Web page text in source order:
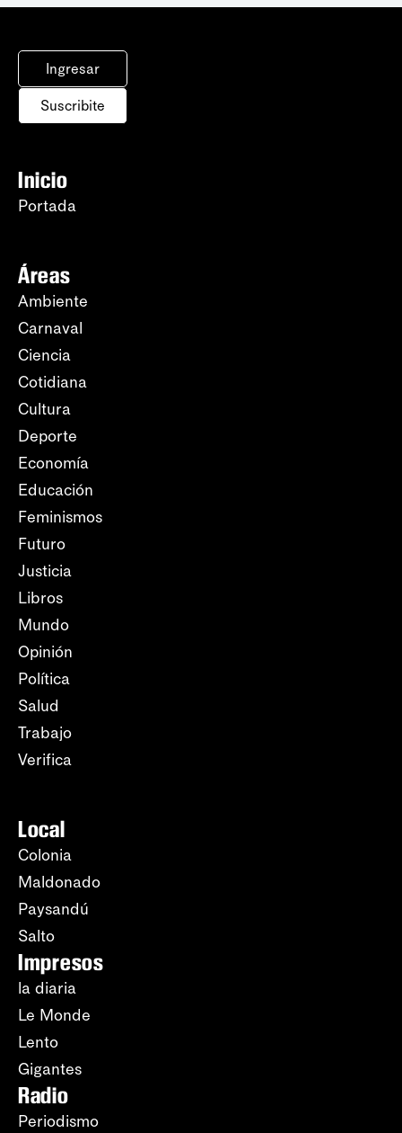
Ingresar
Suscribite
Inicio
Portada
Áreas
Ambiente
Carnaval
Ciencia
Cotidiana
Cultura
Deporte
Economía
Educación
Feminismos
Futuro
Justicia
Libros
Mundo
Opinión
Política
Salud
Trabajo
Verifica
Local
Colonia
Maldonado
Paysandú
Salto
Impresos
la diaria
Le Monde
Lento
Gigantes
Radio
Periodismo